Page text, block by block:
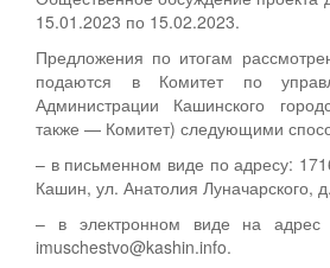
15.01.2023 по 15.02.2023.
Предложения по итогам
подаются в Комитет по
Администрации Кашинского
также — Комитет) следующими
– в письменном виде по адресу:
Кашин, ул. Анатолия Луначарского,
– в электронном виде на адрес
imuschestvo@kashin.info.